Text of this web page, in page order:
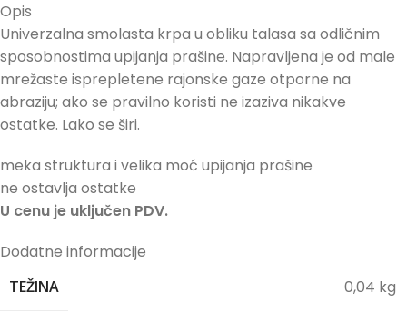
Opis
Univerzalna smolasta krpa u obliku talasa sa odličnim
sposobnostima upijanja prašine. Napravljena je od male
mrežaste isprepletene rajonske gaze otporne na
abraziju; ako se pravilno koristi ne izaziva nikakve
ostatke. Lako se širi.
meka struktura i velika moć upijanja prašine
ne ostavlja ostatke
U cenu je uključen PDV.
Dodatne informacije
TEŽINA 0,04 kg